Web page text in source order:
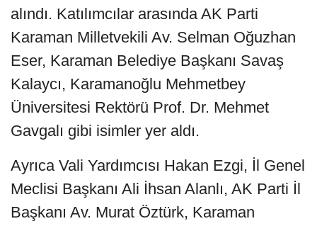
alındı. Katılımcılar arasında AK Parti
Karaman Milletvekili Av. Selman Oğuzhan
Eser, Karaman Belediye Başkanı Savaş
Kalaycı, Karamanoğlu Mehmetbey
Üniversitesi Rektörü Prof. Dr. Mehmet
Gavgalı gibi isimler yer aldı.
Ayrıca Vali Yardımcısı Hakan Ezgi, İl Genel
Meclisi Başkanı Ali İhsan Alanlı, AK Parti İl
Başkanı Av. Murat Öztürk, Karaman